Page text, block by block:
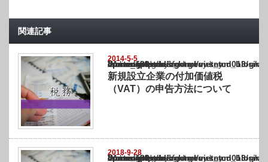
関連記事
2014-5-5
Warning
: Undefined array key "show_category" in
/home/netst/kuno-cpa.co.jp/public_html/vietnam_blog/wp-content/themes/
on line183
新規設立企業の付加価値税
（VAT）の申告方法について
2018-9-28
Warning
: Undefined array key "show_category" in
/home/netst/kuno-cpa.co.jp/public_html/vietnam_blog/wp-content/themes/
on line183